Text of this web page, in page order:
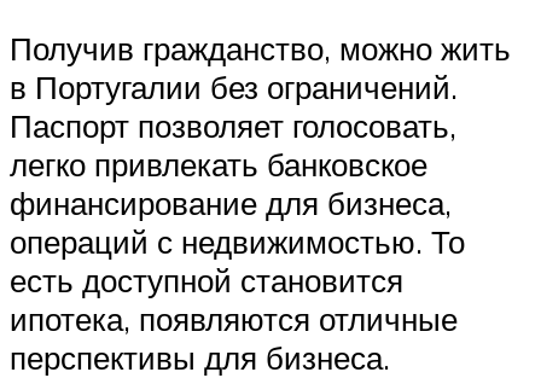
Получив гражданство, можно жить
в Португалии без ограничений.
Паспорт позволяет голосовать,
легко привлекать банковское
финансирование для бизнеса,
операций с недвижимостью. То
есть доступной становится
ипотека, появляются отличные
перспективы для бизнеса.